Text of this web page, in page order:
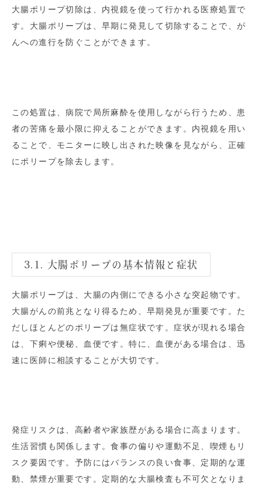
大腸ポリープ切除は、内視鏡を使って行かれる医療処置で
す。大腸ポリープは、早期に発見して切除することで、が
んへの進行を防ぐことができます。
この処置は、病院で局所麻酔を使用しながら行うため、患
者の苦痛を最小限に抑えることができます。内視鏡を用い
ることで、モニターに映し出された映像を見ながら、正確
にポリープを除去します。
3.1. 大腸ポリープの基本情報と症状
大腸ポリープは、大腸の内側にできる小さな突起物です。
大腸がんの前兆となり得るため、早期発見が重要です。た
だしほとんどのポリープは無症状です。症状が現れる場合
は、下痢や便秘、血便です。特に、血便がある場合は、迅
速に医師に相談することが大切です。
発症リスクは、高齢者や家族歴がある場合に高まります。
生活習慣も関係します。食事の偏りや運動不足、喫煙もリ
スク要因です。予防にはバランスの良い食事、定期的な運
動、禁煙が重要です。定期的な大腸検査も不可欠となりま